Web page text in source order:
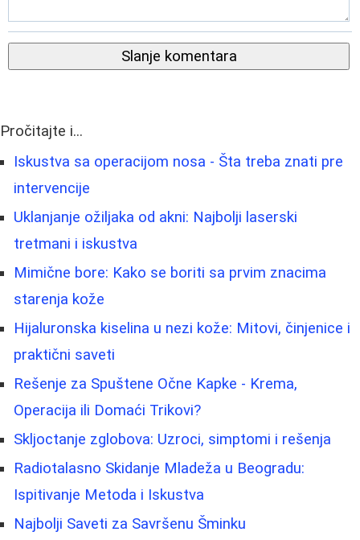
Slanje komentara
Pročitajte i...
Iskustva sa operacijom nosa - Šta treba znati pre
intervencije
Uklanjanje ožiljaka od akni: Najbolji laserski
tretmani i iskustva
Mimične bore: Kako se boriti sa prvim znacima
starenja kože
Hijaluronska kiselina u nezi kože: Mitovi, činjenice i
praktični saveti
Rešenje za Spuštene Očne Kapke - Krema,
Operacija ili Domaći Trikovi?
Skljoctanje zglobova: Uzroci, simptomi i rešenja
Radiotalasno Skidanje Mladeža u Beogradu:
Ispitivanje Metoda i Iskustva
Najbolji Saveti za Savršenu Šminku